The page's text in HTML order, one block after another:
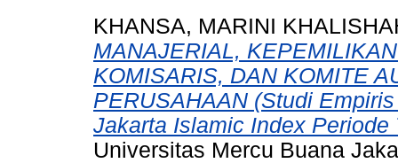
KHANSA, MARINI
MANAJERIAL,
KOMISARIS, DAN KOMITE
PERUSAHAAN (Studi
Jakarta Islamic Index Periode
Universitas Mercu Buana